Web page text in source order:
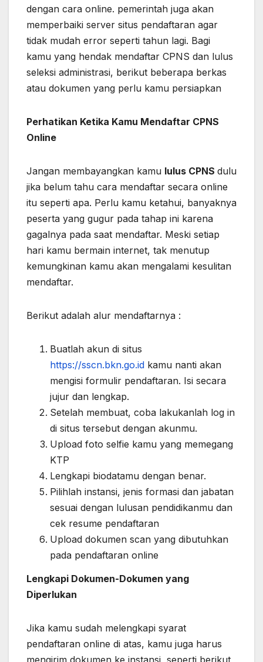
dengan cara online. pemerintah juga akan
memperbaiki server situs pendaftaran agar
tidak mudah error seperti tahun lagi. Bagi
kamu yang hendak mendaftar CPNS dan lulus
seleksi administrasi, berikut beberapa berkas
atau dokumen yang perlu kamu persiapkan
Perhatikan Ketika Kamu Mendaftar CPNS
Online
Jangan membayangkan kamu lulus CPNS dulu
jika belum tahu cara mendaftar secara online
itu seperti apa. Perlu kamu ketahui, banyaknya
peserta yang gugur pada tahap ini karena
gagalnya pada saat mendaftar. Meski setiap
hari kamu bermain internet, tak menutup
kemungkinan kamu akan mengalami kesulitan
mendaftar.
Berikut adalah alur mendaftarnya :
Buatlah akun di situs
https://sscn.bkn.go.id kamu nanti akan
mengisi formulir pendaftaran. Isi secara
jujur dan lengkap.
Setelah membuat, coba lakukanlah log in
di situs tersebut dengan akunmu.
Upload foto selfie kamu yang memegang
KTP
Lengkapi biodatamu dengan benar.
Pilihlah instansi, jenis formasi dan jabatan
sesuai dengan lulusan pendidikanmu dan
cek resume pendaftaran
Upload dokumen scan yang dibutuhkan
pada pendaftaran online
Lengkapi Dokumen-Dokumen yang
Diperlukan
Jika kamu sudah melengkapi syarat
pendaftaran online di atas, kamu juga harus
mengirim dokumen ke instansi, seperti berikut